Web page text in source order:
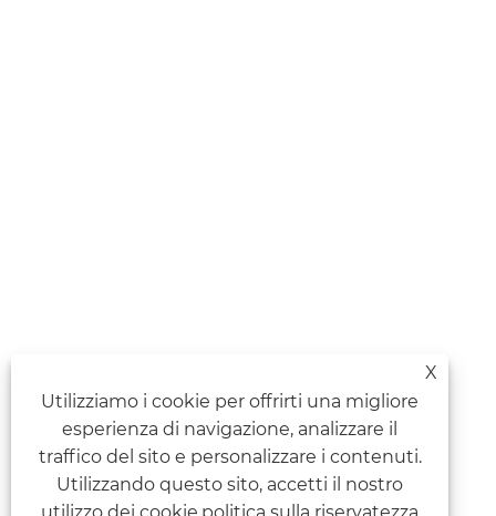
X
Utilizziamo i cookie per offrirti una migliore
esperienza di navigazione, analizzare il
traffico del sito e personalizzare i contenuti.
Utilizzando questo sito, accetti il ​​nostro